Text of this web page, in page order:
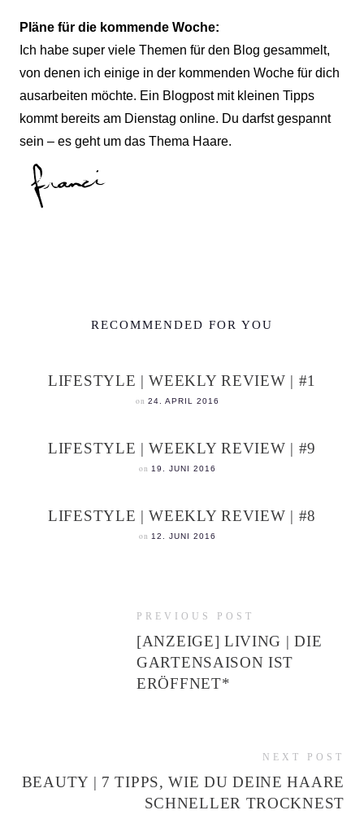
Pläne für die kommende Woche:
Ich habe super viele Themen für den Blog gesammelt,
von denen ich einige in der kommenden Woche für dich
ausarbeiten möchte. Ein Blogpost mit kleinen Tipps
kommt bereits am Dienstag online. Du darfst gespannt
sein – es geht um das Thema Haare.
RECOMMENDED FOR YOU
LIFESTYLE | WEEKLY REVIEW | #1
on 24. APRIL 2016
LIFESTYLE | WEEKLY REVIEW | #9
on 19. JUNI 2016
LIFESTYLE | WEEKLY REVIEW | #8
on 12. JUNI 2016
PREVIOUS POST
[ANZEIGE] LIVING | DIE
GARTENSAISON IST
ERÖFFNET*
NEXT POST
BEAUTY | 7 TIPPS, WIE DU DEINE HAARE
SCHNELLER TROCKNEST